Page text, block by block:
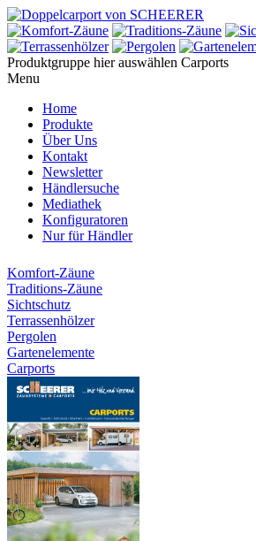
Produktgruppe hier auswählen Carports
Menu
Home
Produkte
Über Uns
Kontakt
Newsletter
Händlersuche
Mediathek
Konfiguratoren
Nur für Händler
Komfort-Zäune
Traditions-Zäune
Sichtschutz
Terrassenhölzer
Pergolen
Gartenelemente
Carports